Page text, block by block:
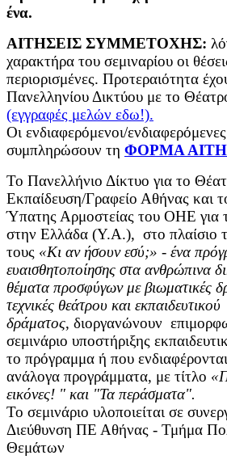
ένα.
ΑΙΤΗΣΕΙΣ ΣΥΜΜΕΤΟΧΗΣ:
χαρακτήρα του σεμιναρίου οι
περιορισμένες. Προτεραιότητα
Πανελληνίου Δικτύου με το
(εγγραφές μελών εδω!).
Οι ενδιαφερόμενοι/
συμπληρώσουν τη ΦΟΡΜΑ
Το Πανελλήνιο Δίκτυο για το
Εκπαίδευση/Γραφείο Αθήνας και
Ύπατης Αρμοστείας του ΟΗΕ για
στην Ελλάδα (Υ.Α.), στο πλαίσιο
τους «Κι αν ήσουν εσύ;» - ένα
ευαισθητοποίησης στα ανθρώπινα
θέματα προσφύγων με βιωματικές
τεχνικές θεάτρου και εκπαιδευτικού
δράματος, διοργανώνουν
σεμινάριο υποστήριξης
το πρόγραμμα ή που
ανάλογα προγράμματα, με τίτλο
εικόνες! " και "Τα περάσματα".
Το σεμινάριο υλοποιείται σε
Διεύθυνση ΠΕ Αθήνας - Τμήμα
Θεμάτων